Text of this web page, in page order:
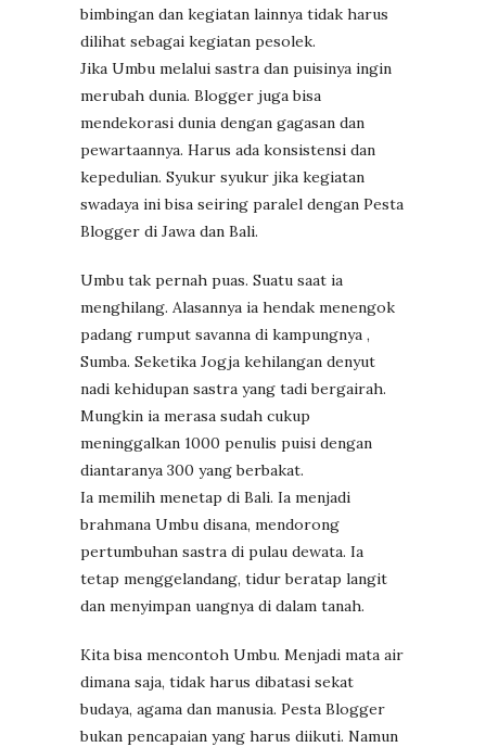
bimbingan dan kegiatan lainnya tidak harus
dilihat sebagai kegiatan pesolek.
Jika Umbu melalui sastra dan puisinya ingin
merubah dunia. Blogger juga bisa
mendekorasi dunia dengan gagasan dan
pewartaannya. Harus ada konsistensi dan
kepedulian. Syukur syukur jika kegiatan
swadaya ini bisa seiring paralel dengan Pesta
Blogger di Jawa dan Bali.
Umbu tak pernah puas. Suatu saat ia
menghilang. Alasannya ia hendak menengok
padang rumput savanna di kampungnya ,
Sumba. Seketika Jogja kehilangan denyut
nadi kehidupan sastra yang tadi bergairah.
Mungkin ia merasa sudah cukup
meninggalkan 1000 penulis puisi dengan
diantaranya 300 yang berbakat.
Ia memilih menetap di Bali. Ia menjadi
brahmana Umbu disana, mendorong
pertumbuhan sastra di pulau dewata. Ia
tetap menggelandang, tidur beratap langit
dan menyimpan uangnya di dalam tanah.
Kita bisa mencontoh Umbu. Menjadi mata air
dimana saja, tidak harus dibatasi sekat
budaya, agama dan manusia. Pesta Blogger
bukan pencapaian yang harus diikuti. Namun